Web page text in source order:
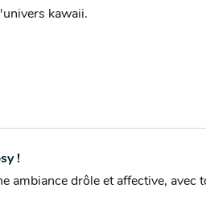
kawaii.
!
ambiance drôle et affective,